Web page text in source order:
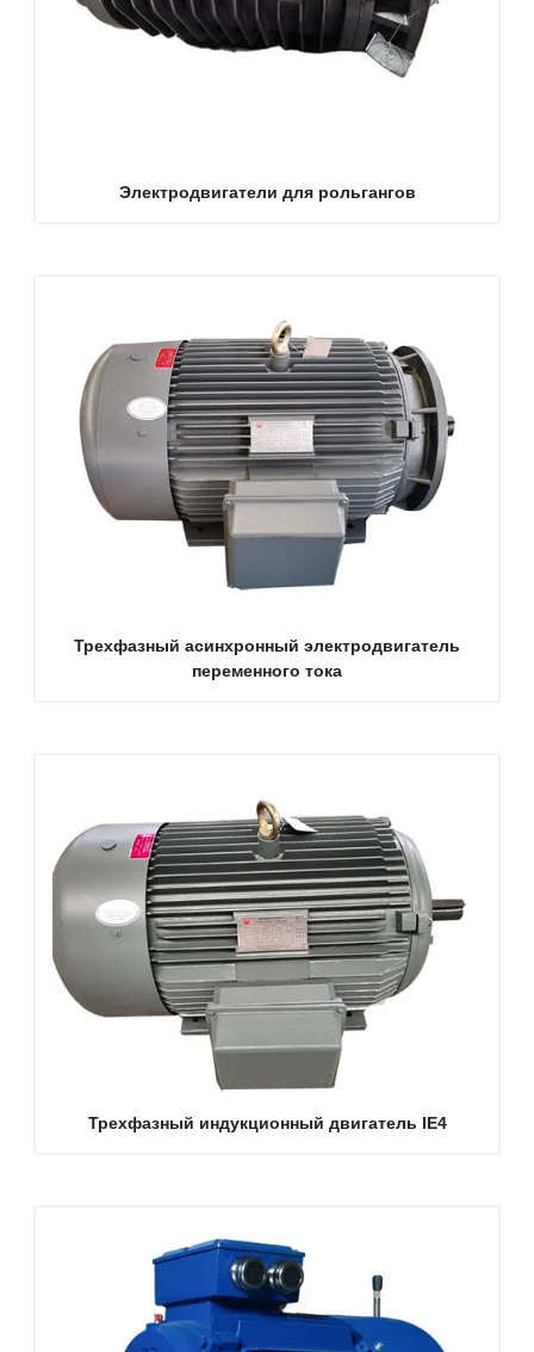
Электродвигатели для рольгангов
Трехфазный асинхронный электродвигатель
переменного тока
Трехфазный индукционный двигатель IE4